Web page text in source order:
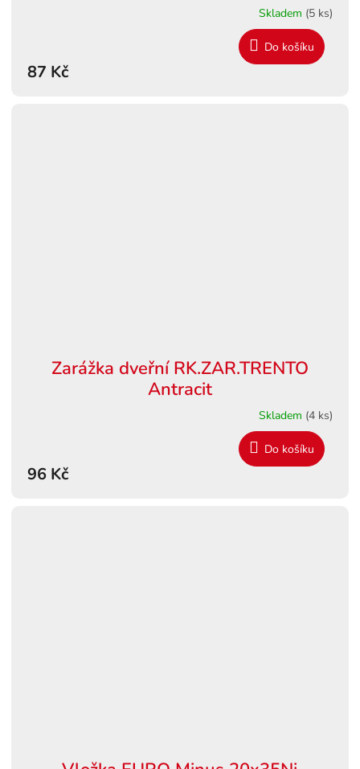
Skladem (5 ks)
87 Kč
Do košíku
Zarážka dveřní RK.ZAR.TRENTO
Antracit
Skladem (4 ks)
96 Kč
Do košíku